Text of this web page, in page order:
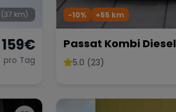
(37 km)
159€
pro Tag
-10% +55 km
Passat Kombi Diesel
5.0 (23)